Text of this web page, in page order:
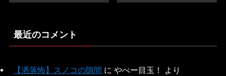
最近のコメント
【洒落怖】スノコの隙間 に やべー目玉！ より